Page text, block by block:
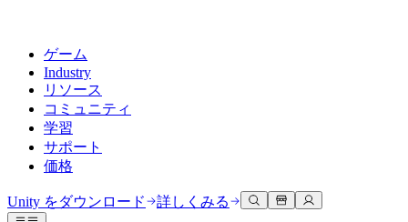
ゲーム
Industry
リソース
コミュニティ
学習
サポート
価格
Unity をダウンロード 詳しくみる